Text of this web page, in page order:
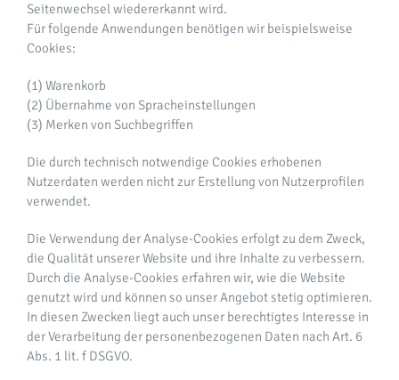
Seitenwechsel wiedererkannt wird.
Für folgende Anwendungen benötigen wir beispielsweise
Cookies:
(1) Warenkorb
(2) Übernahme von Spracheinstellungen
(3) Merken von Suchbegriffen
Die durch technisch notwendige Cookies erhobenen
Nutzerdaten werden nicht zur Erstellung von Nutzerprofilen
verwendet.
Die Verwendung der Analyse-Cookies erfolgt zu dem Zweck,
die Qualität unserer Website und ihre Inhalte zu verbessern.
Durch die Analyse-Cookies erfahren wir, wie die Website
genutzt wird und können so unser Angebot stetig optimieren.
In diesen Zwecken liegt auch unser berechtigtes Interesse in
der Verarbeitung der personenbezogenen Daten nach Art. 6
Abs. 1 lit. f DSGVO.